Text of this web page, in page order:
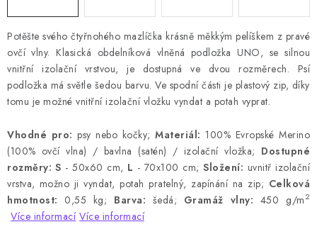
Potěšte svého čtyřnohého mazlíčka krásně měkkým pelíškem z pravé
ovčí vlny. Klasická obdelníková vlněná podložka UNO, se silnou
vnitřní izolační vrstvou, je dostupná ve dvou rozměrech. Psí
podložka má světle šedou barvu. Ve spodní části je plastový zip, díky
tomu je možné vnitřní izolační vložku vyndat a potah vyprat.
Vhodné pro: psy nebo kočky; Materiál: 100% Evropské Merino
(100% ovčí vlna) / bavlna (satén) / izolační vložka; Dostupné
rozměry: S - 50x60 cm, L - 70x100 cm;Složení: uvnitř izolační
vrstva, možno ji vyndat, potah pratelný, zapínání na zip; Celková
hmotnost: 0,55 kg; Barva: šedá; Gramáž vlny: 450 g/m 2
Více informací Více informací